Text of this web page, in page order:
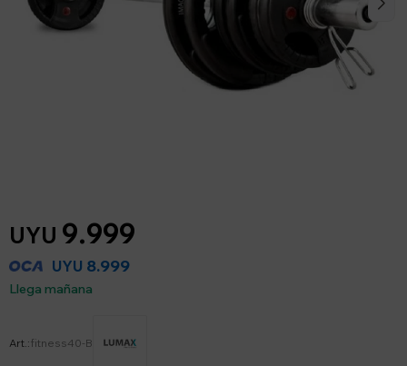
UYU 9.999
UYU 8.999
Llega mañana
fitness40-B